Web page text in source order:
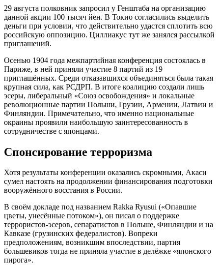
29 августа полковник запросил у Генштаба на организацию
данной акции 100 тысяч йен. В Токио согласились выделить
деньги при условии, что действительно удастся сплотить всю
российскую оппозицию. Циллиакус тут же занялся рассылкой
приглашений.
Осенью 1904 года межпартийная конференция состоялась в
Париже, в ней приняли участие 8 партий из 19
приглашённых. Среди отказавшихся объединяться была такая
крупная сила, как РСДРП. В итоге коалицию создали лишь
эсеры, либеральный «Союз освобождения» и локальные
революционные партии Польши, Грузии, Армении, Латвии и
Финляндии. Примечательно, что именно национальные
окраины проявили наибольшую заинтересованность в
сотрудничестве с японцами.
Спонсирование терроризма
Хотя результаты конференции оказались скромными, Акаси
сумел настоять на продолжении финансирования подготовки
вооружённого восстания в России.
В своём докладе под названием Rakka Ryusui («Опавшие
цветы, унесённые потоком»), он писал о поддержке
террористов-эсеров, сепаратистов в Польше, Финляндии и на
Кавказе (грузинских федералистов). Вопреки
предположениям, возникшим впоследствии, партия
большевиков тогда не приняла участие в делёжке «японского
пирога».